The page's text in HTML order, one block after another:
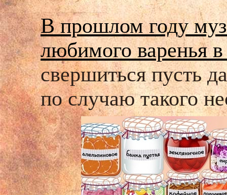
В прошлом году
любимого варенья
свершиться пусть
по случаю такого